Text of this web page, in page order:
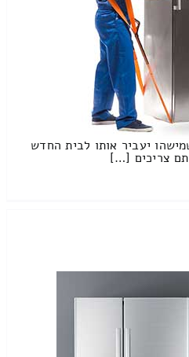
יעביר אותו לבית החדש
צריכים […]